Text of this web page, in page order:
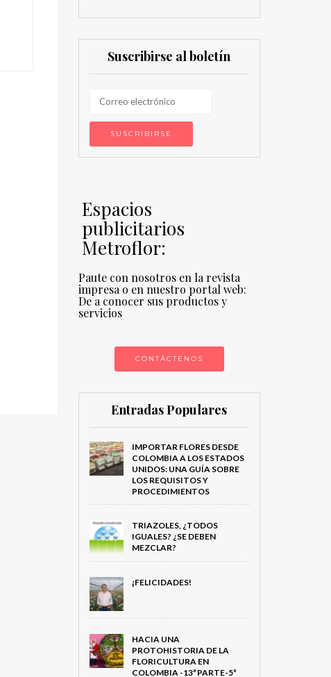
Suscribirse al boletín
Espacios
publicitarios
Metroflor:
Paute con nosotros en la revista
impresa o en nuestro portal web:
De a conocer sus productos y
servicios
CONTÁCTENOS
Entradas Populares
IMPORTAR FLORES DESDE
COLOMBIA A LOS ESTADOS
UNIDOS: UNA GUÍA SOBRE
LOS REQUISITOS Y
PROCEDIMIENTOS
TRIAZOLES, ¿TODOS
IGUALES? ¿SE DEBEN
MEZCLAR?
¡FELICIDADES!
HACIA UNA
PROTOHISTORIA DE LA
FLORICULTURA EN
COLOMBIA -13ª PARTE-5ª